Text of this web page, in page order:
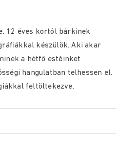
12 éves kortól bárkinek
készülök. Aki akar
a hétfő estéinket
hangulatban telhessen el.
feltöltekezve.